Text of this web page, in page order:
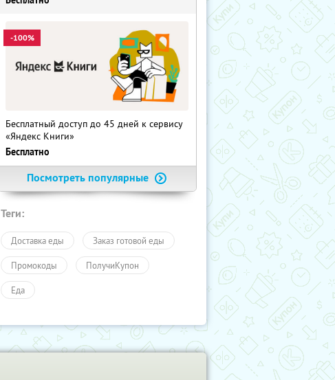
-100%
Бесплатный доступ до 45 дней к сервису
«Яндекс Книги»
Бесплатно
Посмотреть популярные
Теги:
Доставка еды Заказ готовой еды
Промокоды ПолучиКупон
Еда